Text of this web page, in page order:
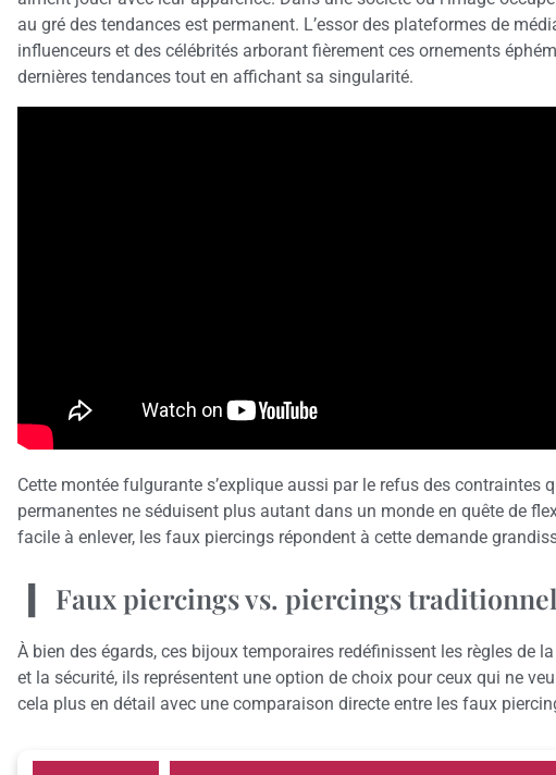
au gré des tendances est permanent. L’essor des plateformes de
influenceurs et des célébrités arborant fièrement ces ornements
dernières tendances tout en affichant sa singularité.
Cette montée fulgurante s’explique aussi par le refus des contraintes
permanentes ne séduisent plus autant dans un monde en quête de
facile à enlever, les faux piercings répondent à cette demande
Faux piercings vs. piercings
À bien des égards, ces bijoux temporaires redéfinissent les règles de
et la sécurité, ils représentent une option de choix pour ceux qui ne
cela plus en détail avec une comparaison directe entre les faux